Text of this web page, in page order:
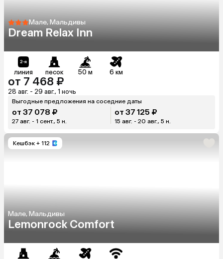
Мале, Мальдивы
Dream Relax Inn
линия песок 50 м 6 км
от 7 468 ₽
28 авг. - 29 авг., 1 ночь
Выгодные предложения на соседние даты
от 37 078 ₽
27 авг. - 1 сент., 5 н.
от 37 125 ₽
15 авг. - 20 авг., 5 н.
Кешбэк + 112
Мале, Мальдивы
Lemonrock Comfort